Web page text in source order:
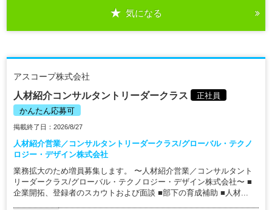
気になる
アスコープ株式会社
人材紹介コンサルタントリーダークラス
正社員
かんたん応募可
掲載終了日：2026/8/27
人材紹介営業／コンサルタントリーダークラス/グローバル・テクノ
ロジー・デザイン株式会社
業務拡大のため増員募集します。 〜人材紹介営業／コンサルタント
リーダークラス/グローバル・テクノロジー・デザイン株式会社〜 ■
企業開拓、登録者のスカウトおよび面談 ■部下の育成補助 ■人材...